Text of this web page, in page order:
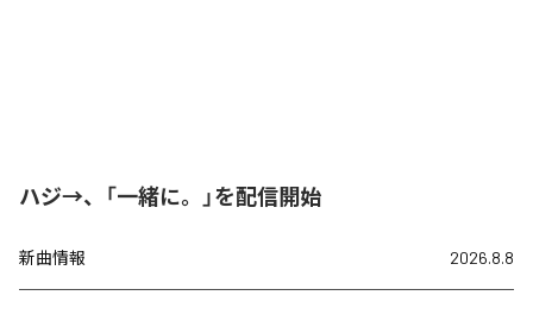
ハジ→、「一緒に。」を配信開始
新曲情報 2026.8.8